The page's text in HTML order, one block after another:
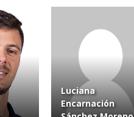
Luciana
Encarnación